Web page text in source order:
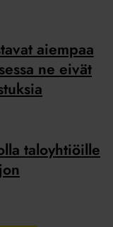
aiempaa
ne eivät
taloyhtiöille